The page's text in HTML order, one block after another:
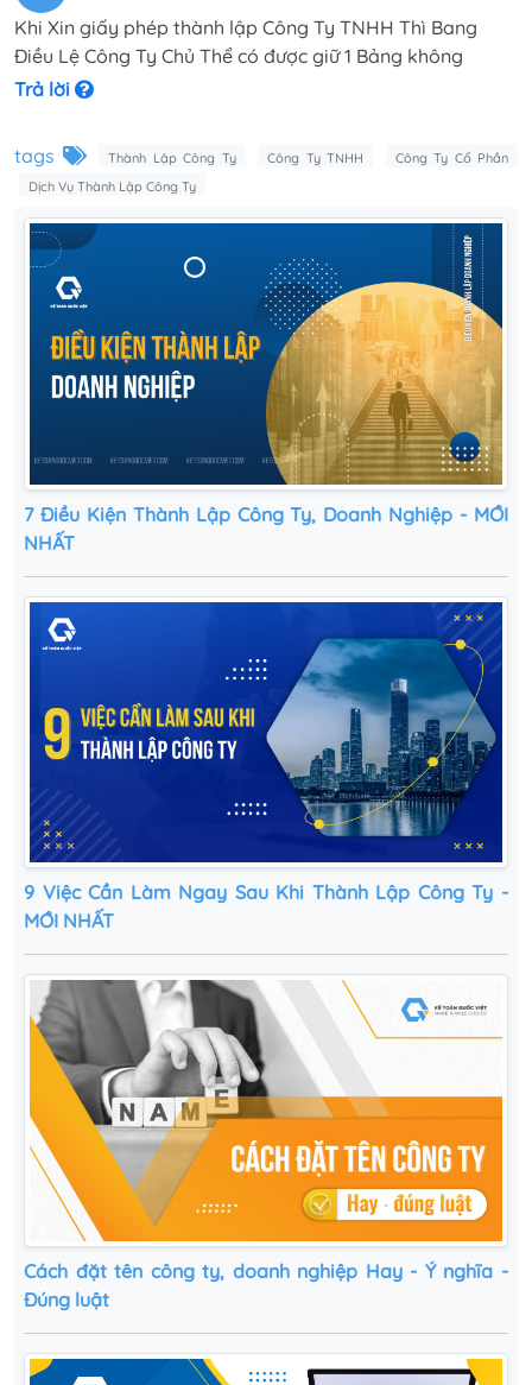
Khi Xin giấy phép thành lập Công Ty TNHH Thì Bang
Điều Lệ Công Ty Chủ Thể có được giữ 1 Bảng không
Trả lời
tags Thành Lập Công Ty Công Ty TNHH
Công Ty Cổ Phần
Dịch Vụ Thành Lập Công Ty
7 Điều Kiện Thành Lập Công Ty, Doanh Nghiệp - MỚI
NHẤT
9 Việc Cần Làm Ngay Sau Khi Thành Lập Công Ty -
MỚI NHẤT
Cách‌ ‌đặt‌ ‌tên‌ ‌công‌ ‌ty,‌ ‌doanh‌ ‌nghiệp‌ ‌Hay‌ ‌-‌ ‌Ý‌ ‌nghĩa‌ ‌-‌
‌Đúng‌ ‌luật‌